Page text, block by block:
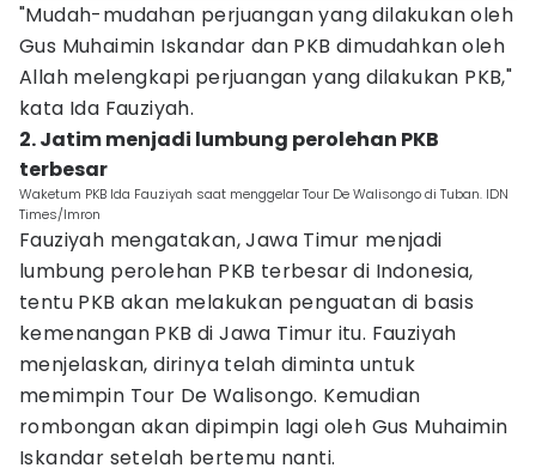
"Mudah-mudahan perjuangan yang dilakukan oleh
Gus Muhaimin Iskandar dan PKB dimudahkan oleh
Allah melengkapi perjuangan yang dilakukan PKB,"
kata Ida Fauziyah.
2. Jatim menjadi lumbung perolehan PKB
terbesar
Waketum PKB Ida Fauziyah saat menggelar Tour De Walisongo di Tuban. IDN
Times/Imron
Fauziyah mengatakan, Jawa Timur menjadi
lumbung perolehan PKB terbesar di Indonesia,
tentu PKB akan melakukan penguatan di basis
kemenangan PKB di Jawa Timur itu. Fauziyah
menjelaskan, dirinya telah diminta untuk
memimpin Tour De Walisongo. Kemudian
rombongan akan dipimpin lagi oleh Gus Muhaimin
Iskandar setelah bertemu nanti.